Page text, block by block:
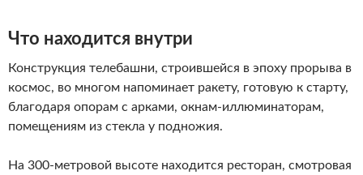
Что находится внутри
Конструкция телебашни, строившейся в эпоху прорыва в
космос, во многом напоминает ракету, готовую к старту,
благодаря опорам с арками, окнам-иллюминаторам,
помещениям из стекла у подножия.
На 300-метровой высоте находится ресторан, смотровая